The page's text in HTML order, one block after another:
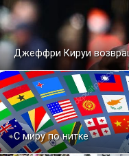
Джеффри Кируи
С миру по нитке